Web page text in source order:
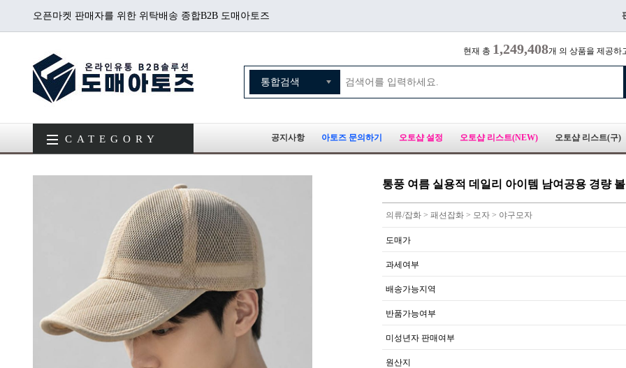
오픈마켓 판매자를 위한 위탁배송 종합B2B 도매아토즈
현재 총 1,249,408개 의 상품을 제공하
CATEGORY 공지사항 아토즈 문의하기 오토샵 설정 오토샵 리스트(NEW) 오토샵 리스트(구)
통풍 여름 실용적 데일리 아이템 남여공용 경량 볼
의류/잡화 > 패션잡화 > 모자 > 야구모자
도매가
과세여부
배송가능지역
반품가능여부
미성년자 판매여부
원산지